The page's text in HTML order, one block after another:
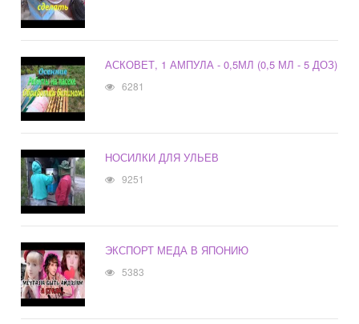
АСКОВЕТ, 1 АМПУЛА - 0,5МЛ (0,5 МЛ - 5 ДОЗ)
6281
НОСИЛКИ ДЛЯ УЛЬЕВ
9251
ЭКСПОРТ МЕДА В ЯПОНИЮ
5383